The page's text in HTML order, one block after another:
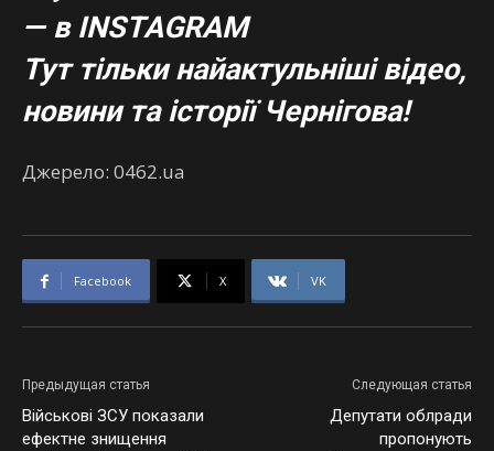
— в INSTAGRAM
Тут тільки найактульніші відео,
новини та історії Чернігова!
Джерело: 0462.ua
Facebook X VK
Предыдущая статья
Військові ЗСУ показали
ефектне знищення
Следующая статья
Депутати облради
пропонують